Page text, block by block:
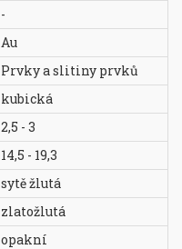
-
Au
Prvky a slitiny prvků
kubická
2,5 - 3
14,5 - 19,3
sytě žlutá
zlatožlutá
opakní